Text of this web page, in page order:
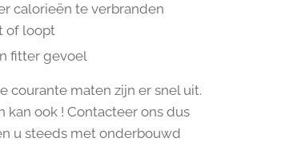
calorieën te verbranden
of loopt
fitter gevoel
courante maten zijn er snel uit.
kan ook ! Contacteer ons dus
u steeds met onderbouwd